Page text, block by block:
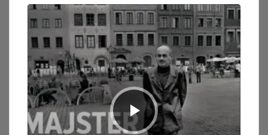
Odtwarzacz
dźwiękowych